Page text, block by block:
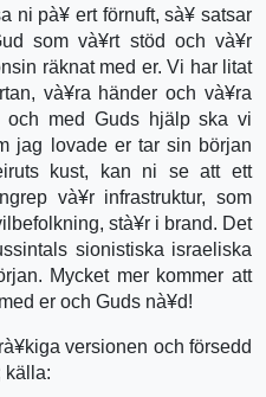
ni pà¥ ert förnuft, sà¥ satsar
som và¥rt stöd och và¥r
räknat med er. Vi har litat
và¥ra händer och và¥ra
och med Guds hjälp ska vi
jag lovade er tar sin början
kust, kan ni se att ett
và¥r infrastruktur, som
stà¥r i brand. Det
sionistiska israeliska
Mycket mer kommer att
er och Guds nà¥d!
versionen och försedd
källa: